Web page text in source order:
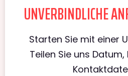
UNVERBINDLICHE
Starten Sie mit einer
Teilen Sie uns